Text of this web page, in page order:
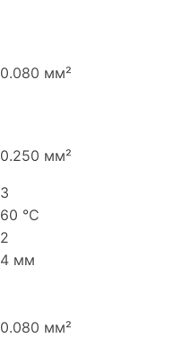
0.080 мм²
0.250 мм²
3
60 °C
2
4 мм
0.080 мм²